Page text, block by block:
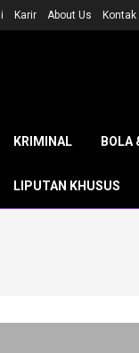
Karir About Us Kontak
KRIMINAL BOLA
LIPUTAN KHUSUS